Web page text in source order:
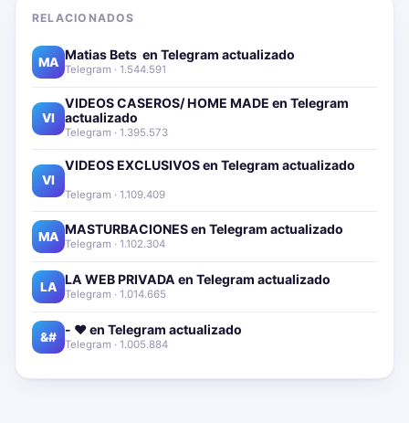
RELACIONADOS
MA Matias Bets ‍ en Telegram actualizado📱🔥
Telegram · 1.544.591
VI
VIDEOS CASEROS/ HOME MADE en Telegram
actualizado📱🔥
Telegram · 1.395.573
VI
VIDEOS EXCLUSIVOS en Telegram actualizado📱
Telegram · 1.109.409
MA MASTURBACIONES en Telegram actualizado📱🔥
Telegram · 1.102.304
LA LA WEB PRIVADA en Telegram actualizado📱🔥
Telegram · 1.014.665
&# - ❤️ en Telegram actualizado📱🔥
Telegram · 1.005.884